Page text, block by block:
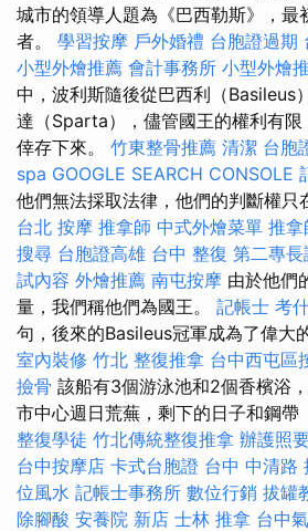
城市的領導人題為《巴西勒斯》，最
者。 學習按摩 戶外婚禮 台胞證過期
小型外燴推薦 會計事務所 小型外燴
中，波利斯隨後從巴西利（Basileus
達（Sparta），儘管國王的權利有限
倖存下來。 竹東整骨推薦 清潔 台胞
spa GOOGLE SEARCH CONSOLE
他們無法採取法律，他們的判斷權只
台北 按摩 推拿師 中式外燴菜單 推拿
搜尋 台胞證高雄 台中 整復 第二專長
試內容 外燴推薦 南屯按摩 由於他們
量，我們稱他們為國王。 記帳士 考
句，後來的Basileus冠軍成為了偉大
室內裝修 竹北 整復推拿 台中西屯區
撿骨 該船有3個游泳池和2個香檳浴
市中心週日荒蕪，剩下的日子和鋼帶
整復學徒 竹北傳統整復推拿 辦護照
台中按摩店 卡式台胞證 台中 中清路
位風水 記帳士事務所 數位行銷 拔罐
除腳酸 安養院 新店 士林 推拿 台中